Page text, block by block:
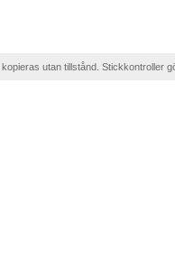
utan tillstånd. Stickkontroller